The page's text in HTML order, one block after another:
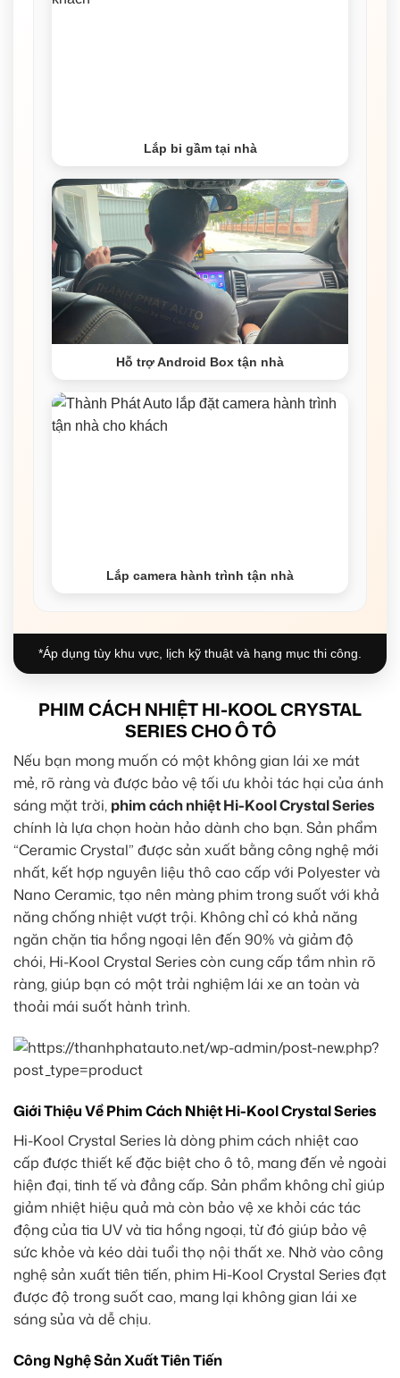
Lắp bi gầm tại nhà
Hỗ trợ Android Box tận nhà
Lắp camera hành trình tận nhà
*Áp dụng tùy khu vực, lịch kỹ thuật và hạng mục thi công.
PHIM CÁCH NHIỆT HI-KOOL CRYSTAL
SERIES CHO Ô TÔ
Nếu bạn mong muốn có một không gian lái xe mát
mẻ, rõ ràng và được bảo vệ tối ưu khỏi tác hại của ánh
sáng mặt trời, phim cách nhiệt Hi-Kool Crystal Series
chính là lựa chọn hoàn hảo dành cho bạn. Sản phẩm
“Ceramic Crystal” được sản xuất bằng công nghệ mới
nhất, kết hợp nguyên liệu thô cao cấp với Polyester và
Nano Ceramic, tạo nên màng phim trong suốt với khả
năng chống nhiệt vượt trội. Không chỉ có khả năng
ngăn chặn tia hồng ngoại lên đến 90% và giảm độ
chói, Hi-Kool Crystal Series còn cung cấp tầm nhìn rõ
ràng, giúp bạn có một trải nghiệm lái xe an toàn và
thoải mái suốt hành trình.
Giới Thiệu Về Phim Cách Nhiệt Hi-Kool Crystal Series
Hi-Kool Crystal Series là dòng phim cách nhiệt cao
cấp được thiết kế đặc biệt cho ô tô, mang đến vẻ ngoài
hiện đại, tinh tế và đẳng cấp. Sản phẩm không chỉ giúp
giảm nhiệt hiệu quả mà còn bảo vệ xe khỏi các tác
động của tia UV và tia hồng ngoại, từ đó giúp bảo vệ
sức khỏe và kéo dài tuổi thọ nội thất xe. Nhờ vào công
nghệ sản xuất tiên tiến, phim Hi-Kool Crystal Series đạt
được độ trong suốt cao, mang lại không gian lái xe
sáng sủa và dễ chịu.
Công Nghệ Sản Xuất Tiên Tiến